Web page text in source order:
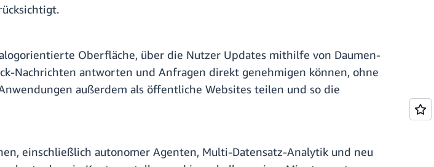
Oberfläche, über die Nutzer Updates mithilfe von Daumen-
Nachrichten antworten und Anfragen direkt genehmigen können, ohne
außerdem als öffentliche Websites teilen und so die
einschließlich autonomer Agenten, Multi-Datensatz-Analytik und neu